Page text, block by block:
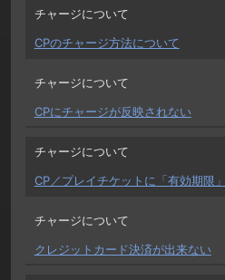
チャージについて
CPのチャージ方法について
チャージについて
CPにチャージが反映されない
チャージについて
CP／プレイチケットに「有効期限
チャージについて
クレジットカード決済が出来ない